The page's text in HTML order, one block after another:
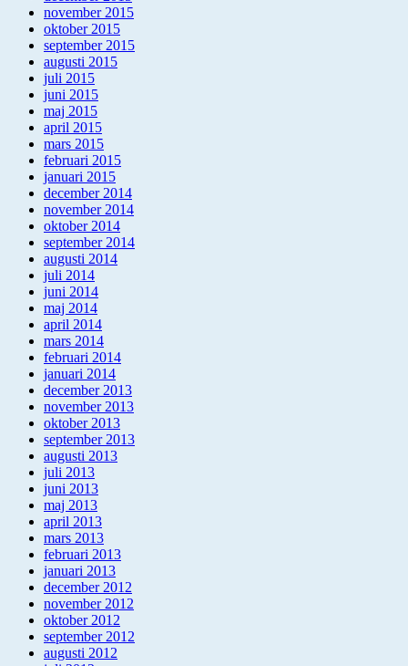
november 2015
oktober 2015
september 2015
augusti 2015
juli 2015
juni 2015
maj 2015
april 2015
mars 2015
februari 2015
januari 2015
december 2014
november 2014
oktober 2014
september 2014
augusti 2014
juli 2014
juni 2014
maj 2014
april 2014
mars 2014
februari 2014
januari 2014
december 2013
november 2013
oktober 2013
september 2013
augusti 2013
juli 2013
juni 2013
maj 2013
april 2013
mars 2013
februari 2013
januari 2013
december 2012
november 2012
oktober 2012
september 2012
augusti 2012